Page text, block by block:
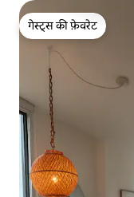
गेस्ट्स की फ़ेवरेट
गेस्ट्स की फ़ेवरेट